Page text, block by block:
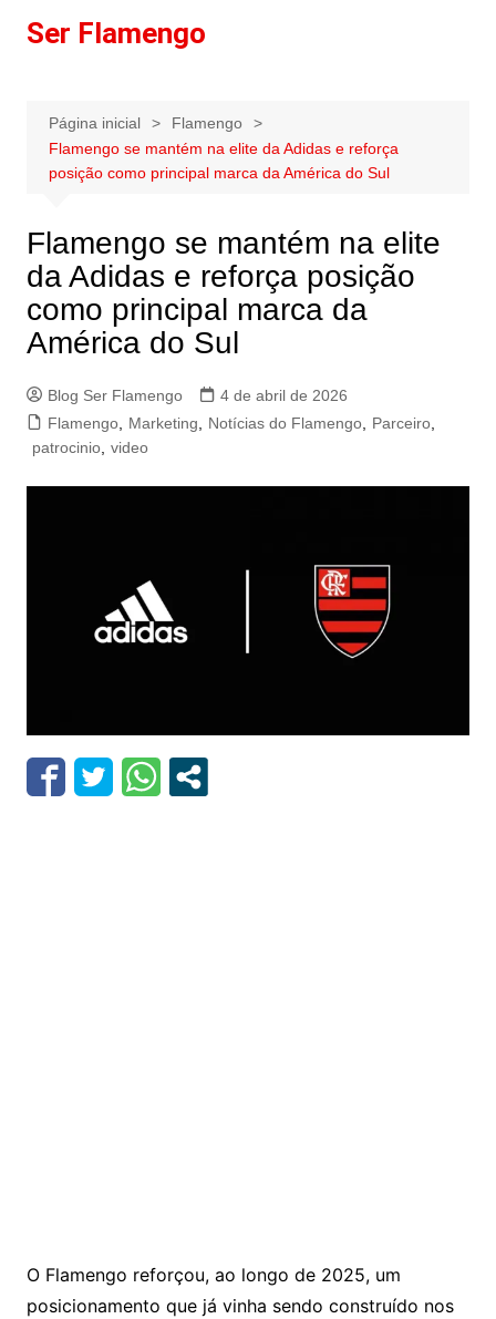
paraSer Flamengo
Página inicial
Flamengo
Flamengo se mantém na elite da Adidas e reforça
posição como principal marca da América do Sul
Flamengo se mantém na elite
da Adidas e reforça posição
como principal marca da
América do Sul
Blog Ser Flamengo
4 de abril de 2026
Flamengo, Marketing Notícias do Flamengo, Parceiro,
patrocinio, video
O Flamengo reforçou, ao longo de 2025, um
posicionamento que já vinha sendo construído nos